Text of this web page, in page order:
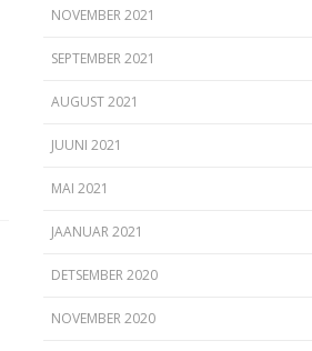
NOVEMBER 2021
SEPTEMBER 2021
AUGUST 2021
JUUNI 2021
MAI 2021
JAANUAR 2021
DETSEMBER 2020
NOVEMBER 2020